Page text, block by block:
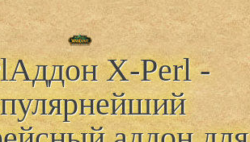
Аддон X-Perl -